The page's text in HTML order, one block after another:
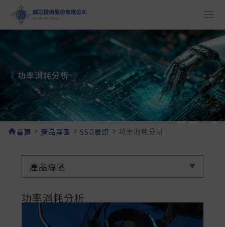
功率消耗分析
home首頁 navigate_next 產品專區 navigate_next SSD驗證 navigate_next 功率消耗分析
產品專區
功率消耗分析